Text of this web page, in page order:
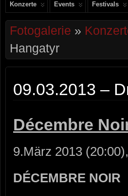
Konzerte Events Festivals
Fotogalerie »
Hangatyr
09.03.2013 –
Décembre
9.März 2013
DÉCEMBRE NOIR